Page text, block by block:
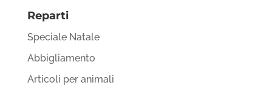
Reparti
Speciale Natale
Abbigliamento
Articoli per animali